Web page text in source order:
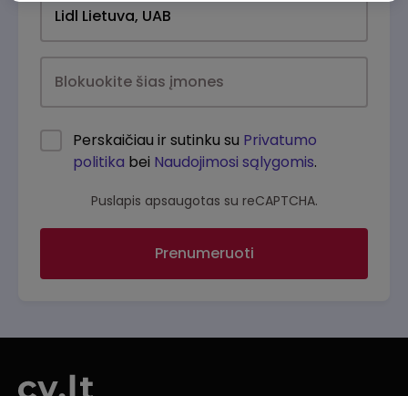
Perskaičiau ir sutinku su Privatumo
politika bei Naudojimosi sąlygomis.
Puslapis apsaugotas su reCAPTCHA.
Prenumeruoti